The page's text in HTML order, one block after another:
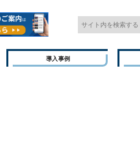
導入事例